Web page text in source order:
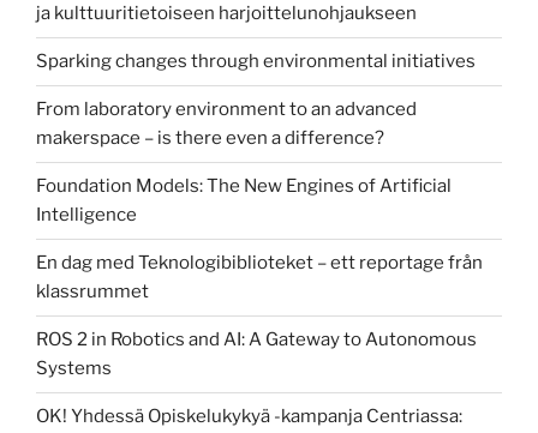
ja kulttuuritietoiseen harjoittelunohjaukseen
Sparking changes through environmental initiatives
From laboratory environment to an advanced
makerspace – is there even a difference?
Foundation Models: The New Engines of Artificial
Intelligence
En dag med Teknologibiblioteket – ett reportage från
klassrummet
ROS 2 in Robotics and AI: A Gateway to Autonomous
Systems
OK! Yhdessä Opiskelukykyä -kampanja Centriassa: